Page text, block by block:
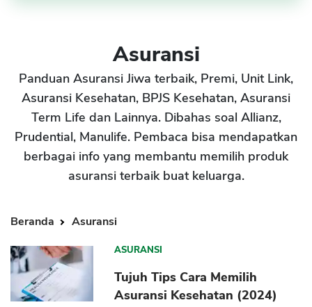
Asuransi
Panduan Asuransi Jiwa terbaik, Premi, Unit Link,
Asuransi Kesehatan, BPJS Kesehatan, Asuransi
Term Life dan Lainnya. Dibahas soal Allianz,
Prudential, Manulife. Pembaca bisa mendapatkan
berbagai info yang membantu memilih produk
asuransi terbaik buat keluarga.
Beranda Asuransi
ASURANSI
Tujuh Tips Cara Memilih
Asuransi Kesehatan (2024)